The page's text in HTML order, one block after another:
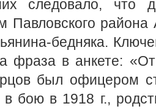
следовало, что
Павловского района
бедняка.
фраза в анкете:
был офицером
в бою в 1918 г.,